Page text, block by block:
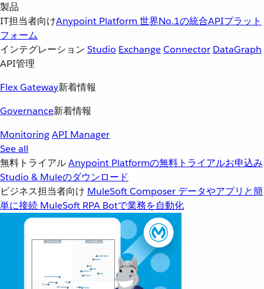
製品
IT担当者向けAnypoint Platform 世界No.1の統合APIプラット
フォーム
インテグレーション Studio ExchangeConnector DataGraph
API管理
Flex Gateway新着情報
Governance新着情報
MonitoringAPI Manager
See all
無料トライアルAnypoint Platformの無料トライアルお申込み
Studio & Muleのダウンロード
ビジネス担当者向け MuleSoft Composer データやアプリと簡
単に接続 MuleSoft RPA Botで業務を自動化